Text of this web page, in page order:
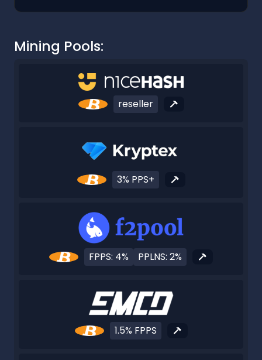
Mining Pools:
reseller
3% PPS+
FPPS: 4% PPLNS: 2%
1.5% FPPS